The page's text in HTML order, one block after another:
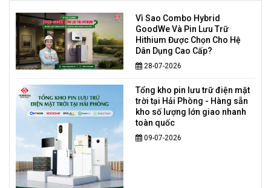
Vì Sao Combo Hybrid
GoodWe Và Pin Lưu Trữ
Hithium Được Chọn Cho Hệ
Dân Dụng Cao Cấp?
28-07-2026
Tổng kho pin lưu trữ điện mặt
trời tại Hải Phòng - Hàng sẵn
kho số lượng lớn giao nhanh
toàn quốc
09-07-2026